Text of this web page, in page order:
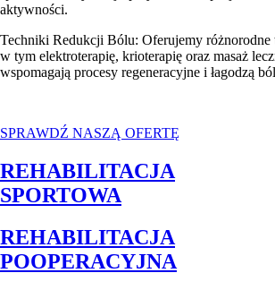
aktywności.
Techniki Redukcji Bólu: Oferujemy
w tym elektroterapię, krioterapię oraz masaż
wspomagają procesy regeneracyjne i łagodzą
SPRAWDŹ NASZĄ OFERTĘ
REHABILITACJA
SPORTOWA
REHABILITACJA
POOPERACYJNA